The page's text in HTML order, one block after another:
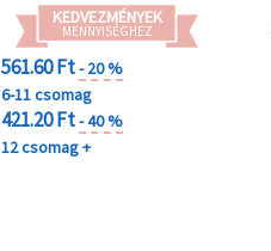
KEDVEZMÉNYEK
MENNYISÉGHEZ
561.60 Ft- 20 %
6-11 csomag
421.20 Ft- 40 %
12 csomag +